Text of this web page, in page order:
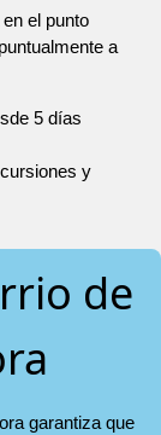
el punto
a
5 días
y
de
garantiza que